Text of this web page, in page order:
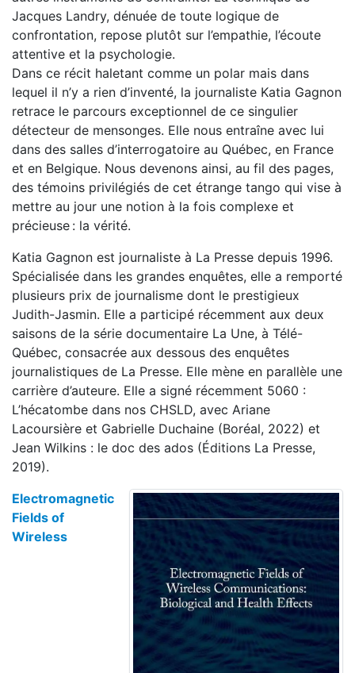
Jacques Landry, dénuée de toute logique de
confrontation, repose plutôt sur l’empathie, l’écoute
attentive et la psychologie.
Dans ce récit haletant comme un polar mais dans
lequel il n’y a rien d’inventé, la journaliste Katia Gagnon
retrace le parcours exceptionnel de ce singulier
détecteur de mensonges. Elle nous entraîne avec lui
dans des salles d’interrogatoire au Québec, en France
et en Belgique. Nous devenons ainsi, au fil des pages,
des témoins privilégiés de cet étrange tango qui vise à
mettre au jour une notion à la fois complexe et
précieuse : la vérité.
Katia Gagnon est journaliste à La Presse depuis 1996.
Spécialisée dans les grandes enquêtes, elle a remporté
plusieurs prix de journalisme dont le prestigieux
Judith-Jasmin. Elle a participé récemment aux deux
saisons de la série documentaire La Une, à Télé-
Québec, consacrée aux dessous des enquêtes
journalistiques de La Presse. Elle mène en parallèle une
carrière d’auteure. Elle a signé récemment 5060 :
L’hécatombe dans nos CHSLD, avec Ariane
Lacoursière et Gabrielle Duchaine (Boréal, 2022) et
Jean Wilkins : le doc des ados (Éditions La Presse,
2019).
Electromagnetic
Fields of
Wireless